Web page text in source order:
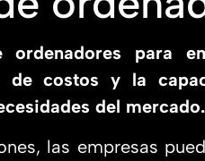
para
de costos y la
del mercado.
las empresas